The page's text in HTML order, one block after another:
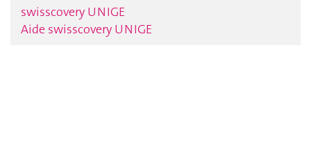
swisscovery UNIGE
Aide swisscovery UNIGE